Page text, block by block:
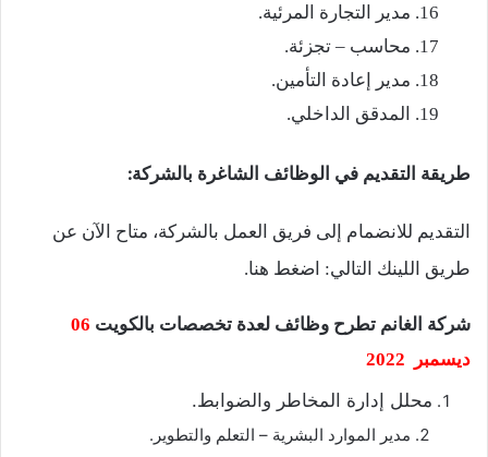
مدير التجارة المرئية.
محاسب – تجزئة.
مدير إعادة التأمين.
المدقق الداخلي.
طريقة التقديم في الوظائف الشاغرة بالشركة:
التقديم للانضمام إلى فريق العمل بالشركة، متاح الآن عن
طريق اللينك التالي: اضغط هنا.
شركة الغانم تطرح وظائف لعدة تخصصات بالكويت 06
ديسمبر 2022
محلل إدارة المخاطر والضوابط.
مدير الموارد البشرية – التعلم والتطوير.